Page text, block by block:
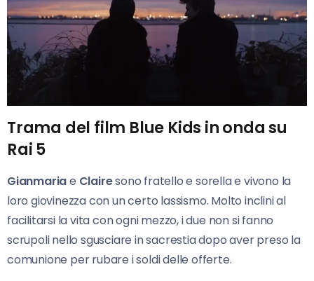
Trama del film Blue Kids in onda su
Rai 5
Gianmariae Clairesono fratello e sorella e vivono la
loro giovinezza con un certo lassismo. Molto inclini al
facilitarsi la vita con ogni mezzo, i due non si fanno
scrupoli nello sgusciare in sacrestia dopo aver preso la
comunione per rubare i soldi delle offerte.